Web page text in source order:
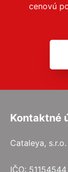
cenovú
Kontaktné
Cataleya, s.r.o.
IČO: 51154544